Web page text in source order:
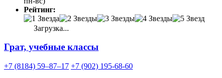
Рейтинг:
Загрузка...
Грат, учебные классы
+7 (8184) 59‒87‒17 +7 (902) 195-68-60